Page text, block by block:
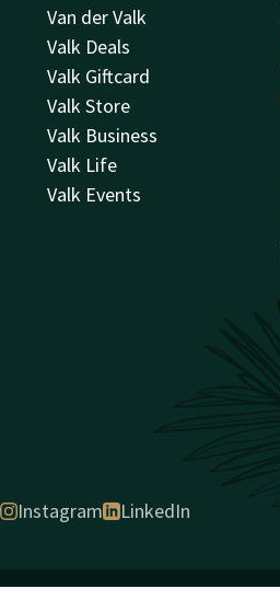
Van der Valk
Valk Deals
Valk Giftcard
Valk Store
Valk Business
Valk Life
Valk Events
Instagram LinkedIn